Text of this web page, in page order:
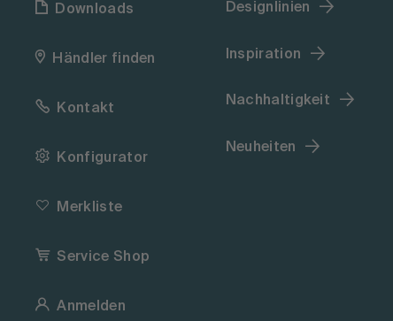
Downloads
Händler finden
Kontakt
Konfigurator
Merkliste
Service Shop
Anmelden
Designlinien
Inspiration
Nachhaltigkeit
Neuheiten